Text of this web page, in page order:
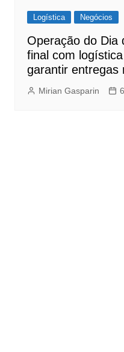
Logística Negócios
Operação do Dia
final com
garantir entregas
Mirian Gasparin